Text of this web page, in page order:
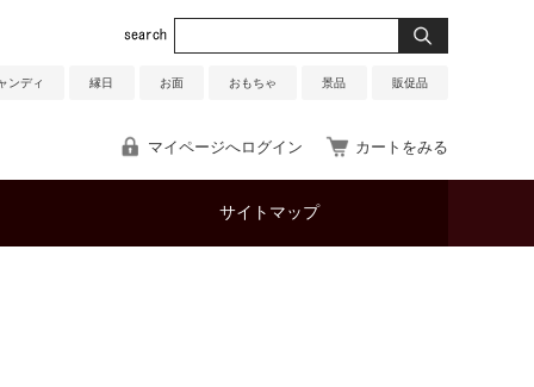
ンディ 縁日 お面 おもちゃ 景品 販促品
マイページへログイン カートをみる
サイトマップ